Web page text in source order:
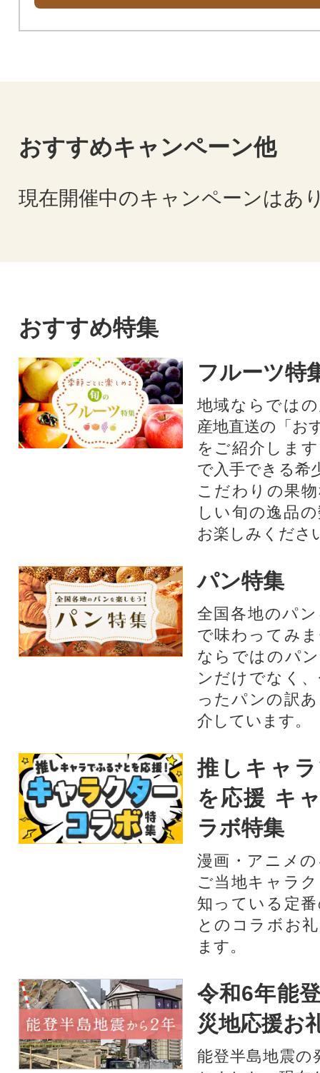
おすすめキャンペーン他
現在開催中のキャンペーンはあ
おすすめ特集
フルーツ特
地域ならでは
産地直送の「お
をご紹介しま
で入手できる希
こだわりの果
しい旬の逸品
お楽しみくださ
パン特集
全国各地のパ
で味わってみ
ならではのパ
ンだけでなく
ったパンの訳
介しています。
推しキャ
を応援 キ
ラボ特集
漫画・アニメ
ご当地キャラ
知っている定
とのコラボお
ます。​
令和6年能
災地応援お
能登半島地震の